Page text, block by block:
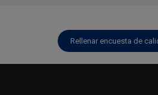
Rellenar encuesta de